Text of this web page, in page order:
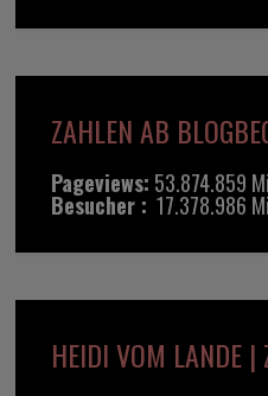
ZAHLEN AB
Pageviews: 53.874.859
Besucher : 17.378.986
HEIDI VOM LANDE |